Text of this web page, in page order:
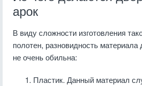
арок
В виду сложности изготовления
полотен, разновидность материала
не очень обильна:
Пластик. Данный материал